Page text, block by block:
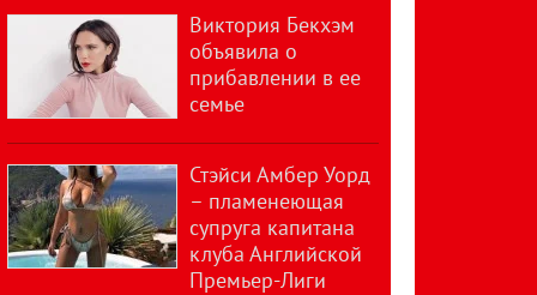
Виктория Бекхэм
объявила о
прибавлении в ее
семье
Стэйси Амбер Уорд
– пламенеющая
супруга капитана
клуба Английской
Премьер-Лиги